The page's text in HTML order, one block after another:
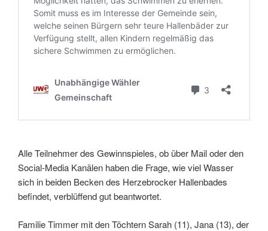
Alle Teilnehmer des Gewinnspieles, ob über Mail oder den
Social-Media Kanälen haben die Frage, wie viel Wasser
sich in beiden Becken des Herzebrocker Hallenbades
befindet, verblüffend gut beantwortet.
Familie Timmer mit den Töchtern Sarah (11), Jana (13), der